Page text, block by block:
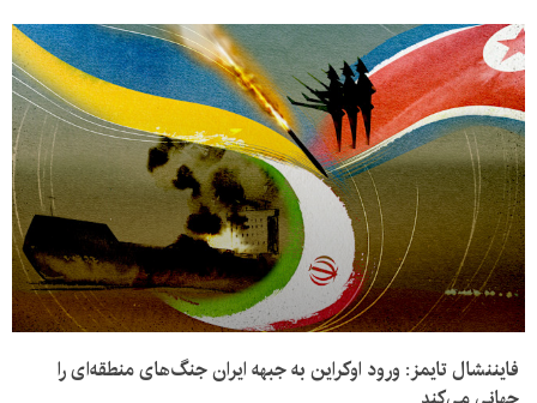
فایننشال تایمز: ورود اوکراین به جبهه ایران جنگ‌های منطقه‌ای را